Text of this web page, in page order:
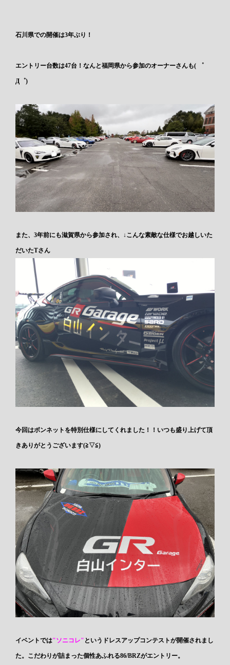
石川県での開催は3年ぶり！
エントリー台数は47台！なんと福岡県から参加のオーナーさんも( ゜
Д゜)
また、3年前にも滋賀県から参加され、↓こんな素敵な仕様でお越しいた
だいたTさん
今回はボンネットを特別仕様にしてくれました！！いつも盛り上げて頂
きありがとうございます(≧▽≦)
イベントでは"ソニコレ" というドレスアップコンテストが開催されまし
た。こだわりが詰まった個性あふれる86/BRZがエントリー。